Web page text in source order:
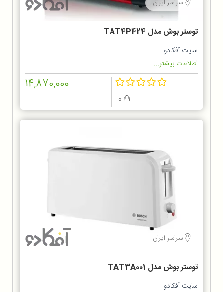
سراسر ایران
توستر بوش مدل TAT4P424
سایت آفکادو
اطلاعات بیشتر...
14,870,000
سراسر ایران
توستر بوش مدل TAT3A001
سایت آفکادو